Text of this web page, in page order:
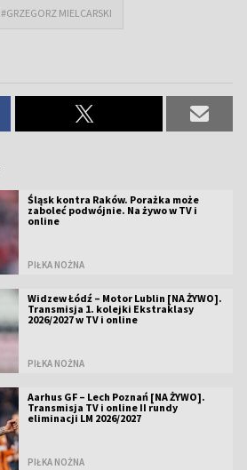
#GRZEGORZ MIELCARSKI
Śląsk kontra Raków. Porażka może
zaboleć podwójnie. Na żywo w TV i
online
PIŁKA NOŻNA
Widzew Łódź – Motor Lublin [NA ŻYWO].
Transmisja 1. kolejki Ekstraklasy
2026/2027 w TV i online
PIŁKA NOŻNA
Aarhus GF – Lech Poznań [NA ŻYWO].
Transmisja TV i online II rundy
eliminacji LM 2026/2027
PIŁKA NOŻNA